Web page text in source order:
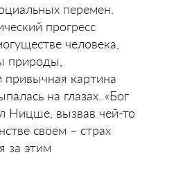
перемен.
прогресс
человека,
природы,
картина
на глазах. «Бог
Ницше, вызвав чей-то
своем – страх
за этим